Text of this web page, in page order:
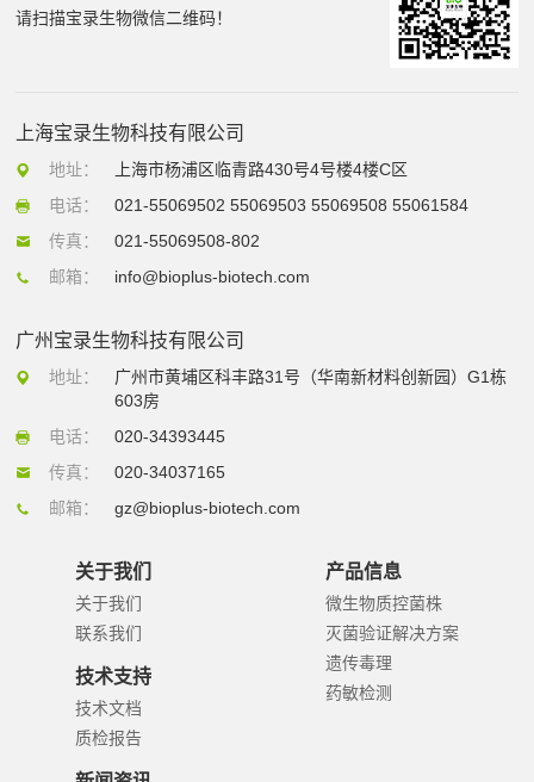
请扫描宝录生物微信二维码！
上海宝录生物科技有限公司
地址：
上海市杨浦区临青路430号4号楼4楼C区
电话：
021-55069502 55069503 55069508 55061584
传真：
021-55069508-802
邮箱：
info@bioplus-biotech.com
广州宝录生物科技有限公司
地址：
广州市黄埔区科丰路31号（华南新材料创新园）G1栋
603房
电话：
020-34393445
传真：
020-34037165
邮箱：
gz@bioplus-biotech.com
关于我们
关于我们
联系我们
技术支持
技术文档
质检报告
产品信息
微生物质控菌株
灭菌验证解决方案
遗传毒理
药敏检测